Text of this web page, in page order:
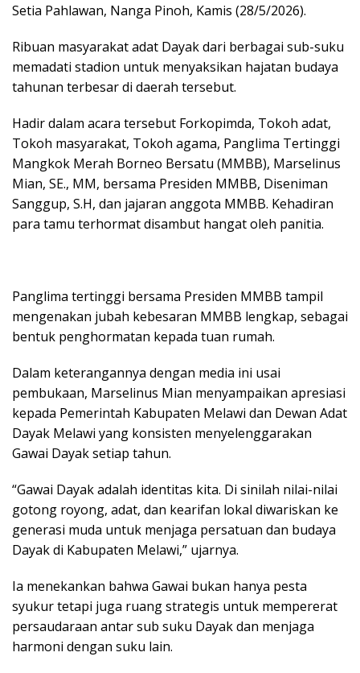
Setia Pahlawan, Nanga Pinoh, Kamis (28/5/2026).
Ribuan masyarakat adat Dayak dari berbagai sub-suku
memadati stadion untuk menyaksikan hajatan budaya
tahunan terbesar di daerah tersebut.
Hadir dalam acara tersebut Forkopimda, Tokoh adat,
Tokoh masyarakat, Tokoh agama, Panglima Tertinggi
Mangkok Merah Borneo Bersatu (MMBB), Marselinus
Mian, SE., MM, bersama Presiden MMBB, Diseniman
Sanggup, S.H, dan jajaran anggota MMBB. Kehadiran
para tamu terhormat disambut hangat oleh panitia.
Panglima tertinggi bersama Presiden MMBB tampil
mengenakan jubah kebesaran MMBB lengkap, sebagai
bentuk penghormatan kepada tuan rumah.
Dalam keterangannya dengan media ini usai
pembukaan, Marselinus Mian menyampaikan apresiasi
kepada Pemerintah Kabupaten Melawi dan Dewan Adat
Dayak Melawi yang konsisten menyelenggarakan
Gawai Dayak setiap tahun.
“Gawai Dayak adalah identitas kita. Di sinilah nilai-nilai
gotong royong, adat, dan kearifan lokal diwariskan ke
generasi muda untuk menjaga persatuan dan budaya
Dayak di Kabupaten Melawi,” ujarnya.
Ia menekankan bahwa Gawai bukan hanya pesta
syukur tetapi juga ruang strategis untuk mempererat
persaudaraan antar sub suku Dayak dan menjaga
harmoni dengan suku lain.